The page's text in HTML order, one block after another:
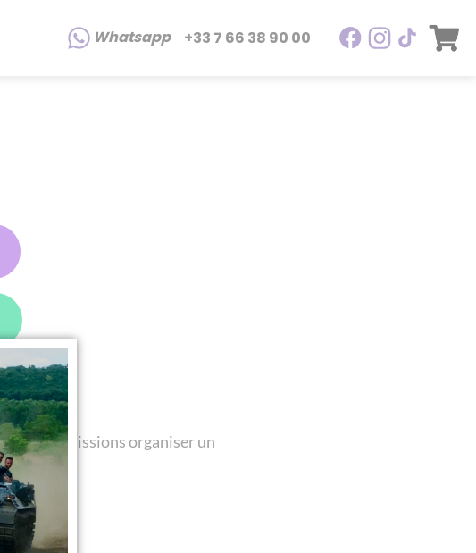
Whatsapp +33 7 66 38 90 00
nous puissions organiser un